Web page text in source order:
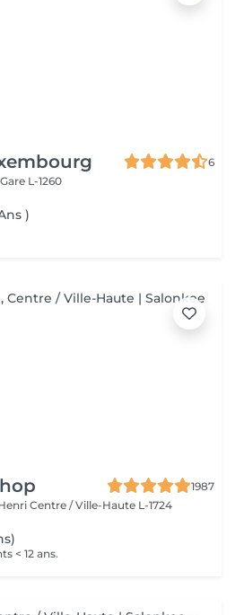
6
Gare L-1260
)
1987
Centre / Ville-Haute L-1724
< 12 ans.